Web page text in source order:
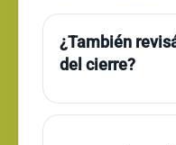
¿También
del cierre?